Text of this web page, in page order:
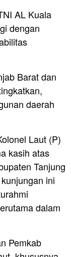
AL Kuala
dengan
Barat dan
daerah
Laut (P)
kasih atas
Tanjung
ini
dalam
Pemkab